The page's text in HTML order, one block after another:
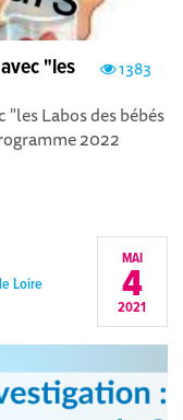
1383
"les
"les Labos des bébés
2022
Loire
MAI
4
2021